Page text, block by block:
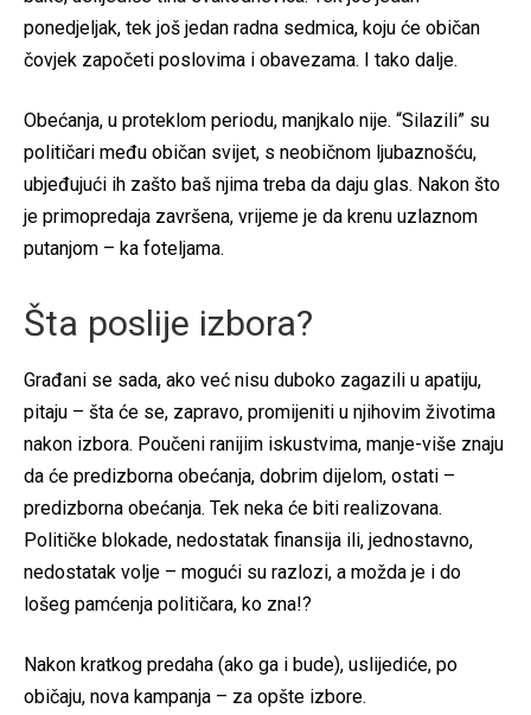
ponedjeljak, tek još jedan radna sedmica, koju će običan
čovjek započeti poslovima i obavezama. I tako dalje.
Obećanja, u proteklom periodu, manjkalo nije. “Silazili” su
političari među običan svijet, s neobičnom ljubaznošću,
ubjeđujući ih zašto baš njima treba da daju glas. Nakon što
je primopredaja završena, vrijeme je da krenu uzlaznom
putanjom – ka foteljama.
Šta poslije izbora?
Građani se sada, ako već nisu duboko zagazili u apatiju,
pitaju – šta će se, zapravo, promijeniti u njihovim životima
nakon izbora. Poučeni ranijim iskustvima, manje-više znaju
da će predizborna obećanja, dobrim dijelom, ostati –
predizborna obećanja. Tek neka će biti realizovana.
Političke blokade, nedostatak finansija ili, jednostavno,
nedostatak volje – mogući su razlozi, a možda je i do
lošeg pamćenja političara, ko zna!?
Nakon kratkog predaha (ako ga i bude), uslijediće, po
običaju, nova kampanja – za opšte izbore.